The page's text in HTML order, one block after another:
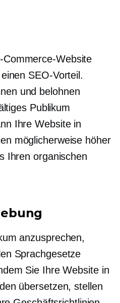
Website
SEO-Vorteil.
und belohnen
Publikum
Ihre Website in
möglicherweise höher
Ihren organischen
anzusprechen,
Sprachgesetze
Sie Ihre Website in
übersetzen, stellen